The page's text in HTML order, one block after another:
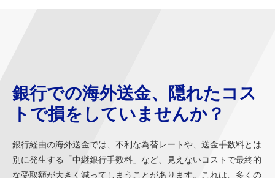
銀行での海外送金、隠れたコス
トで損をしていませんか？
銀行経由の海外送金では、不利な為替レートや、送金手数料とは
別に発生する「中継銀行手数料」など、見えないコストで最終的
な受取額が大きく減ってしまうことがあります。これは、多くの